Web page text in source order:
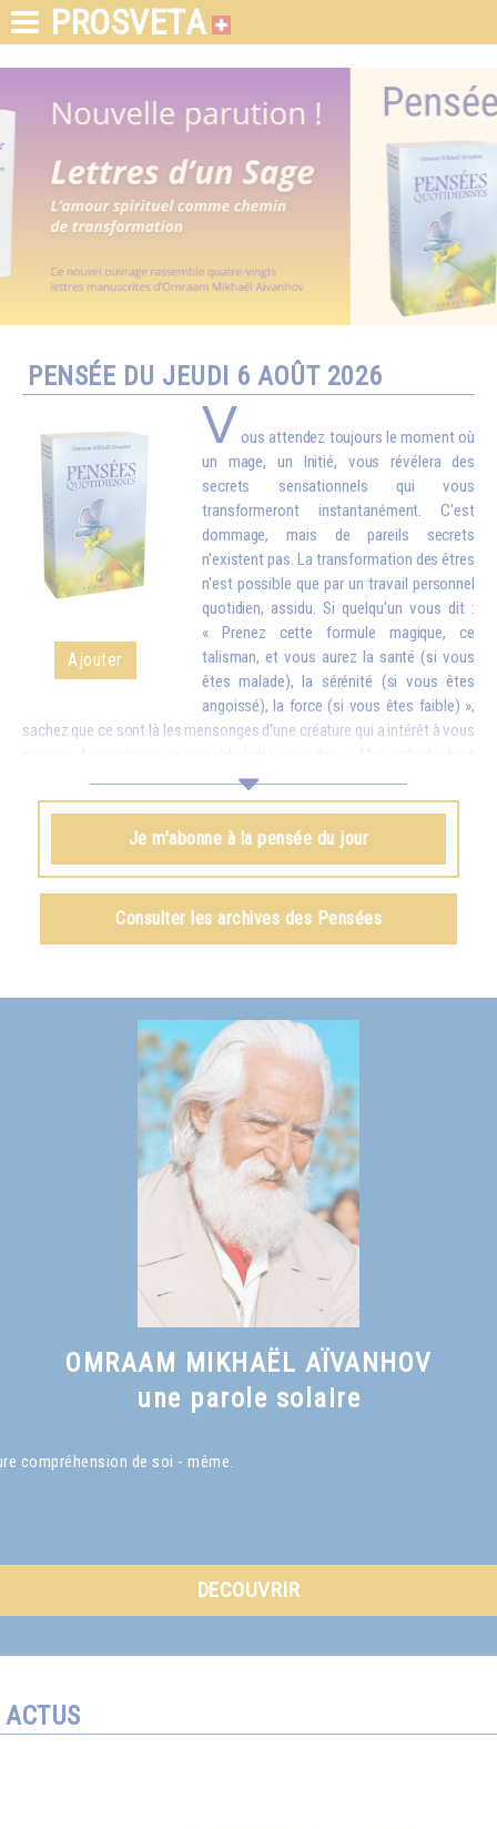
PROSVETA
PENSÉE DU JEUDI 6 AOÛT 2026
Ajouter
Vous attendez toujours le moment où
un mage, un Initié, vous révélera des
secrets sensationnels qui vous
transformeront instantanément. C'est
dommage, mais de pareils secrets
n'existent pas. La transformation des êtres
n'est possible que par un travail personnel
quotidien, assidu. Si quelqu'un vous dit :
« Prenez cette formule magique, ce
talisman, et vous aurez la santé (si vous
êtes malade), la sérénité (si vous êtes
angoissé), la force (si vous êtes faible) »,
sachez que ce sont là les mensonges d'une créature qui a intérêt à vous
est possible, mais seulement si vous faites des efforts. À ce moment-
là ce que vous aurez obtenu sera tellement stable que personne ne
pourra vous l’enlever. » Et vous devez savoir que tout ce que l'on
obtient par des procédés magiques – il est vrai qu'il en existe d'une
certaine efficacité – ne peut jamais être définitif. Peu de temps après,
dedans par des efforts personnels.
Je m'abonne à la pensée du jour
Consulter les archives des Pensées
OMRAAM MIKHAËL AÏVANHOV
une parole solaire
compréhension de soi - même.
DECOUVRIR
ACTUS